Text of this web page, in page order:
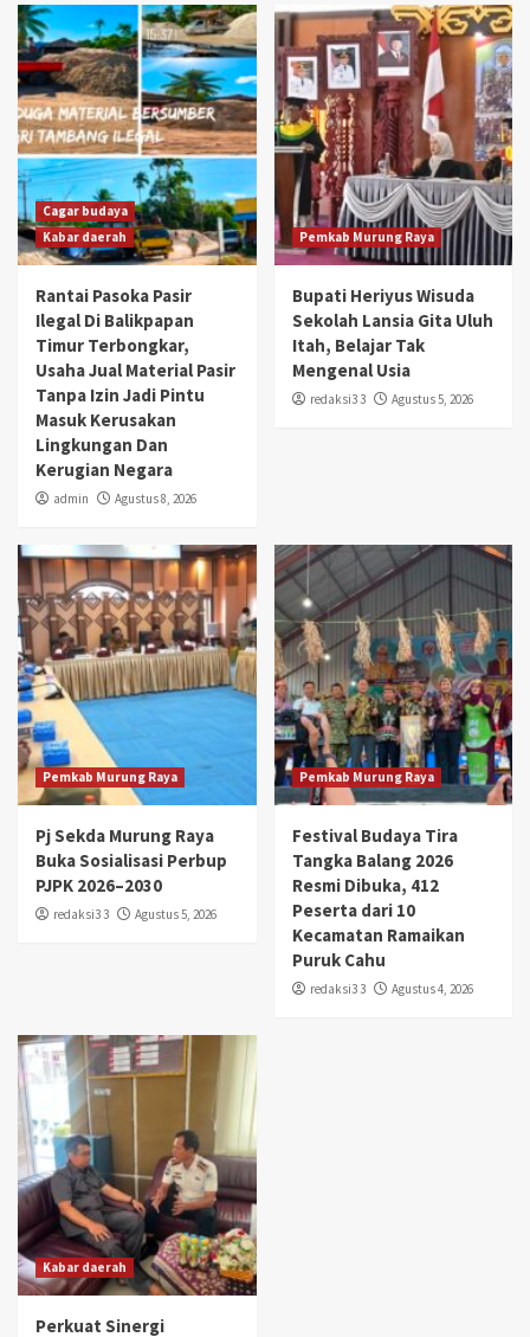
Cagar budaya
Kabar daerah
Rantai Pasoka Pasir
Ilegal Di Balikpapan
Timur Terbongkar,
Usaha Jual Material Pasir
Tanpa Izin Jadi Pintu
Masuk Kerusakan
Lingkungan Dan
Kerugian Negara
admin Agustus 8, 2026
Pemkab Murung Raya
Bupati Heriyus Wisuda
Sekolah Lansia Gita Uluh
Itah, Belajar Tak
Mengenal Usia
redaksi3 3 Agustus 5, 2026
Pemkab Murung Raya
Pj Sekda Murung Raya
Buka Sosialisasi Perbup
PJPK 2026–2030
redaksi3 3 Agustus 5, 2026
Pemkab Murung Raya
Festival Budaya Tira
Tangka Balang 2026
Resmi Dibuka, 412
Peserta dari 10
Kecamatan Ramaikan
Puruk Cahu
redaksi3 3 Agustus 4, 2026
Kabar daerah
Perkuat Sinergi